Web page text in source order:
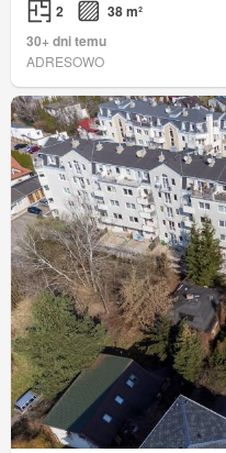
2
38 m²
30+ dni temu
ADRESOWO